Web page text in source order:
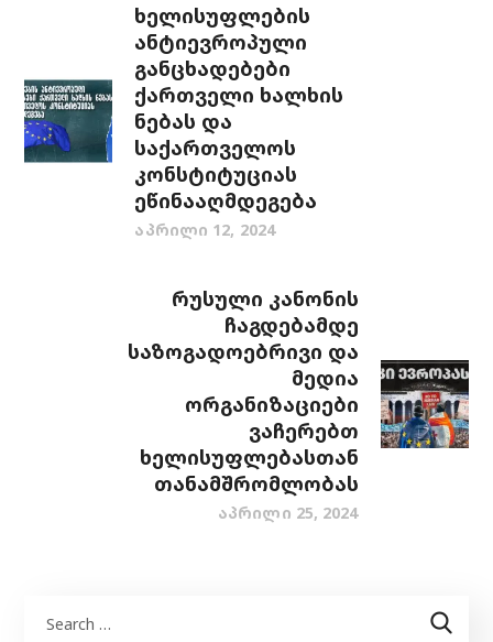
ხელისუფლების
ანტიევროპული
განცხადებები
ქართველი ხალხის
ნებას და
საქართველოს
კონსტიტუციას
ეწინააღმდეგება
აპრილი 12, 2024
რუსული კანონის
ჩაგდებამდე
საზოგადოებრივი და
მედია
ორგანიზაციები
ვაჩერებთ
ხელისუფლებასთან
თანამშრომლობას
აპრილი 25, 2024